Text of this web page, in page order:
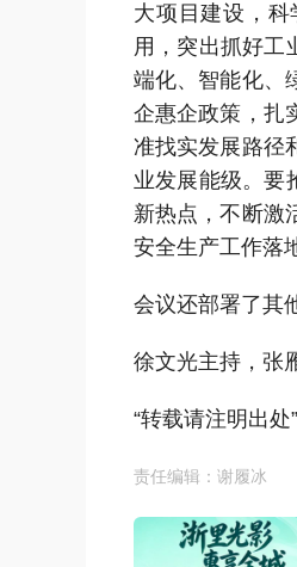
大项目建设，科
用，突出抓好工
端化、智能化、
企惠企政策，扎
准找实发展路径
业发展能级。要
新热点，不断激
安全生产工作落
会议还部署了其
徐文光主持，张
“转载请注明出处”
责任编辑：谢履冰